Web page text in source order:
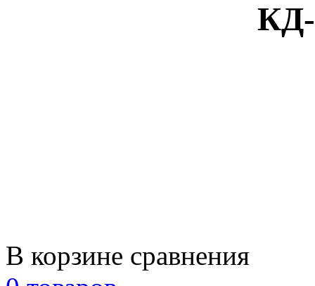
В корзине сравнения
КД-